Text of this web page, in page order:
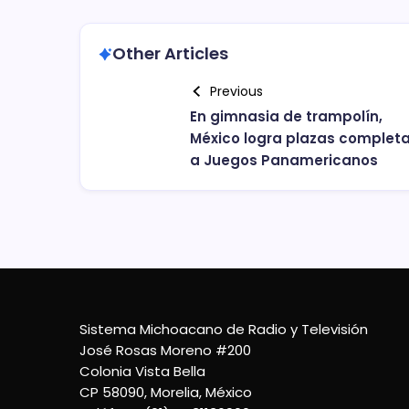
Other Articles
Previous
En gimnasia de trampolín,
México logra plazas
a Juegos Panamericanos
Sistema Michoacano de Radio y Televisión
José Rosas Moreno #200
Colonia Vista Bella
CP 58090, Morelia, México